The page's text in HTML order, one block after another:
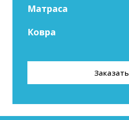
Матраса
Ковра
Заказать